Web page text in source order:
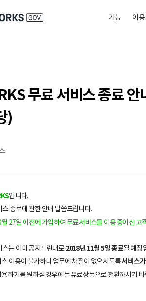
기능 이
무료 서비스 종료
)
입니다.
종료에 관한 안내 말씀드립니다.
27일 이전에 가입하여 무료서비스를 이용 중이신 고
스는 이미 공지드린대로2018년 11월 5일 종료될 예정
이용이 불가하니 업무에 차질이 없으시도록서비스
하기를 원하실 경우에는 유료상품으로 전환하시기